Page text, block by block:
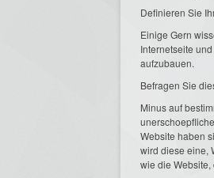
Definieren Sie
Einige Gern
Internetseite
aufzubauen.
Befragen Sie
Minus auf
Website haben
wird diese eine,
wie die Website,